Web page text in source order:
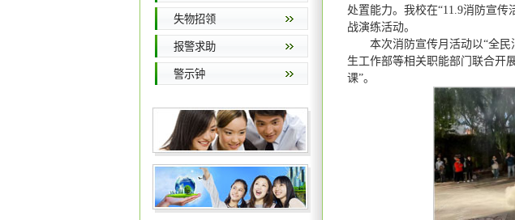
失物招领
报警求助
警示钟
处置能力。我校在“11.9消防宣
战演练活动。
本次消防宣传月活动以“全
生工作部等相关职能部门联合开
课”。